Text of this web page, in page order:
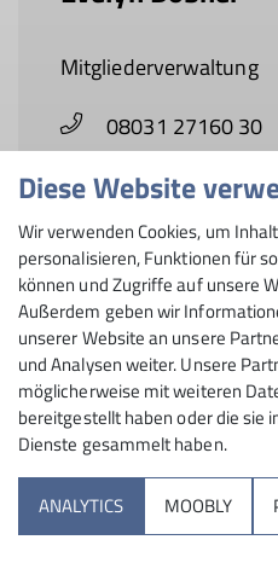
Mitgliederverwaltung
08031 27160 30
Details
Sektion
Diese Website
Wir verwenden Cookies, um
personalisieren, Funktionen für
können und Zugriffe auf unsere
Außerdem geben wir
unserer Website an unsere
und Analysen weiter. Unsere
möglicherweise mit weiteren
bereitgestellt haben oder die sie
Dienste gesammelt haben.
ANALYTICS MOOBLY